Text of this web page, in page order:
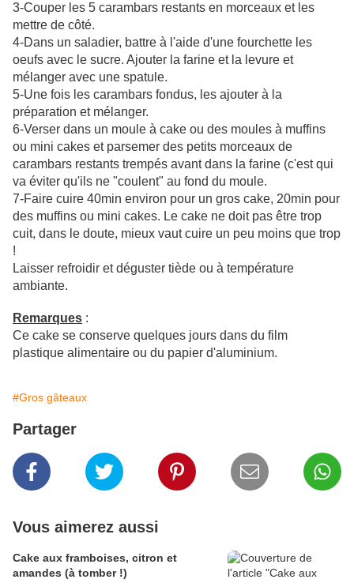
3-Couper les 5 carambars restants en morceaux et les
mettre de côté.
4-Dans un saladier, battre à l'aide d'une fourchette les
oeufs avec le sucre. Ajouter la farine et la levure et
mélanger avec une spatule.
5-Une fois les carambars fondus, les ajouter à la
préparation et mélanger.
6-Verser dans un moule à cake ou des moules à muffins
ou mini cakes et parsemer des petits morceaux de
carambars restants trempés avant dans la farine (c'est qui
va éviter qu'ils ne "coulent" au fond du moule.
7-Faire cuire 40min environ pour un gros cake, 20min pour
des muffins ou mini cakes. Le cake ne doit pas être trop
cuit, dans le doute, mieux vaut cuire un peu moins que trop
!
Laisser refroidir et déguster tiède ou à température
ambiante.
Remarques :
Ce cake se conserve quelques jours dans du film
plastique alimentaire ou du papier d'aluminium.
#Gros gâteaux
Partager
Vous aimerez aussi
Cake aux framboises, citron et
amandes (à tomber !)